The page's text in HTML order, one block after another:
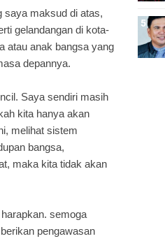
saya maksud di atas,
gelandangan di kota-
atau anak bangsa yang
depannya.
Saya sendiri masih
kita hanya akan
melihat sistem
bangsa,
maka kita tidak akan
semoga
pengawasan